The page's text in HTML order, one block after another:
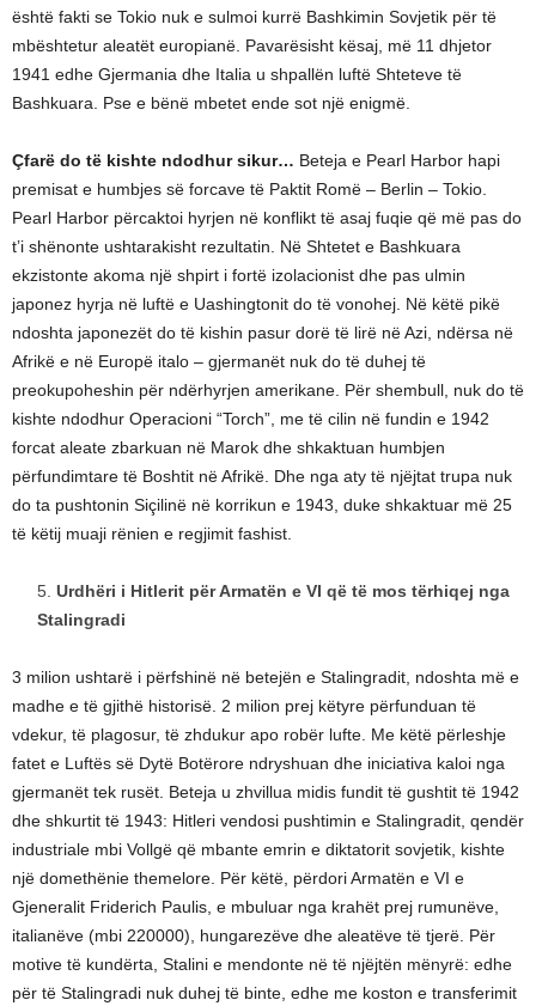
është fakti se Tokio nuk e sulmoi kurrë Bashkimin Sovjetik për të
mbështetur aleatët europianë. Pavarësisht kësaj, më 11 dhjetor
1941 edhe Gjermania dhe Italia u shpallën luftë Shteteve të
Bashkuara. Pse e bënë mbetet ende sot një enigmë.
Çfarë do të kishte ndodhur sikur… Beteja e Pearl Harbor hapi
premisat e humbjes së forcave të Paktit Romë – Berlin – Tokio.
Pearl Harbor përcaktoi hyrjen në konflikt të asaj fuqie që më pas do
t’i shënonte ushtarakisht rezultatin. Në Shtetet e Bashkuara
ekzistonte akoma një shpirt i fortë izolacionist dhe pas ulmin
japonez hyrja në luftë e Uashingtonit do të vonohej. Në këtë pikë
ndoshta japonezët do të kishin pasur dorë të lirë në Azi, ndërsa në
Afrikë e në Europë italo – gjermanët nuk do të duhej të
preokupoheshin për ndërhyrjen amerikane. Për shembull, nuk do të
kishte ndodhur Operacioni “Torch”, me të cilin në fundin e 1942
forcat aleate zbarkuan në Marok dhe shkaktuan humbjen
përfundimtare të Boshtit në Afrikë. Dhe nga aty të njëjtat trupa nuk
do ta pushtonin Siçilinë në korrikun e 1943, duke shkaktuar më 25
të këtij muaji rënien e regjimit fashist.
Urdhëri i Hitlerit për Armatën e VI që të mos tërhiqej nga
Stalingradi
3 milion ushtarë i përfshinë në betejën e Stalingradit, ndoshta më e
madhe e të gjithë historisë. 2 milion prej këtyre përfunduan të
vdekur, të plagosur, të zhdukur apo robër lufte. Me këtë përleshje
fatet e Luftës së Dytë Botërore ndryshuan dhe iniciativa kaloi nga
gjermanët tek rusët. Beteja u zhvillua midis fundit të gushtit të 1942
dhe shkurtit të 1943: Hitleri vendosi pushtimin e Stalingradit, qendër
industriale mbi Vollgë që mbante emrin e diktatorit sovjetik, kishte
një domethënie themelore. Për këtë, përdori Armatën e VI e
Gjeneralit Friderich Paulis, e mbuluar nga krahët prej rumunëve,
italianëve (mbi 220000), hungarezëve dhe aleatëve të tjerë. Për
motive të kundërta, Stalini e mendonte në të njëjtën mënyrë: edhe
për të Stalingradi nuk duhej të binte, edhe me koston e transferimit